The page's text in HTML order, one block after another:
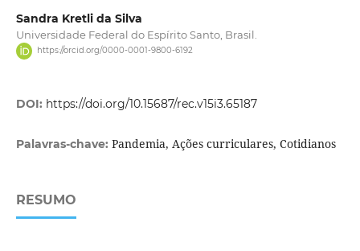
Sandra Kretli da Silva
Universidade Federal do Espírito Santo, Brasil.
https://orcid.org/0000-0001-9800-6192
DOI: https://doi.org/10.15687/rec.v15i3.65187
Palavras-chave: Pandemia, Ações curriculares, Cotidianos
RESUMO